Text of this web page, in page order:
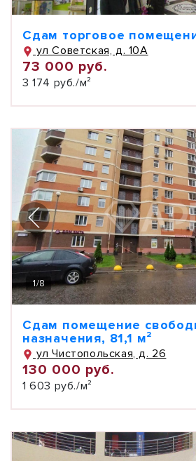
Сдам торговое
ул Советская, д. 10А
73 000 руб.
3 174 руб./м²
1/8
Сдам помещение
назначения, 81,1 м²
ул Чистопольская, д. 26
130 000 руб.
1 603 руб./м²